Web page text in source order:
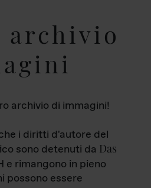
archivio
archivio di immagini!
i diritti d'autore del
sono detenuti da Das
e rimangono in pieno
possono essere